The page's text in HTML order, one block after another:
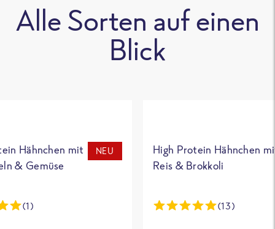
Alle Sorten auf einen
Blick
Hähnchen mit
& Gemüse
NEU
(1)
High Protein Hähnchen
Reis & Brokkoli
(13)